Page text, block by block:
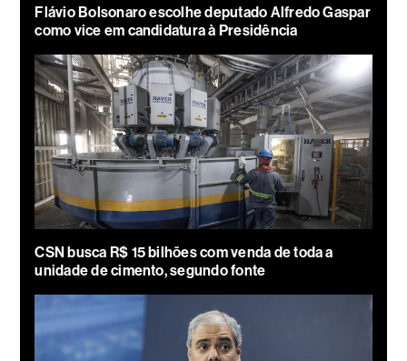
Flávio Bolsonaro escolhe deputado Alfredo Gaspar
como vice em candidatura à Presidência
CSN busca R$ 15 bilhões com venda de toda a
unidade de cimento, segundo fonte